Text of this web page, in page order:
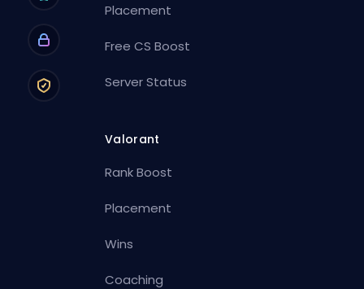
Placement
Free CS Boost
Server Status
Valorant
Rank Boost
Placement
Wins
Coaching